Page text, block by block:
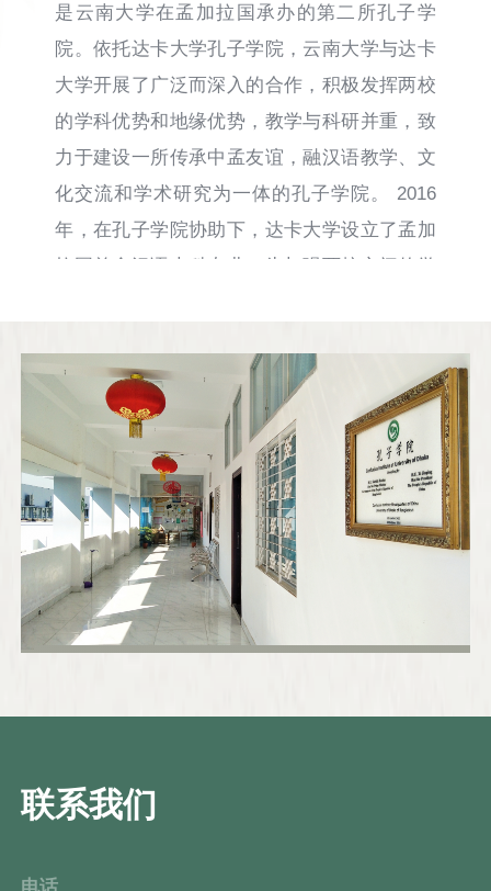
是云南大学在孟加拉国承办的第二所孔子学
院。依托达卡大学孔子学院，云南大学与达卡
大学开展了广泛而深入的合作，积极发挥两校
的学科优势和地缘优势，教学与科研并重，致
力于建设一所传承中孟友谊，融汉语教学、文
化交流和学术研究为一体的孔子学院。 2016
年，在孔子学院协助下，达卡大学设立了孟加
拉国首个汉语本科专业。为加强两校之间的学
了一系列中孟高端论坛、研讨会和中孟文化艺
术交流活动。孔子学院还创办了“中国文化月”
“孔子学院论坛”“中孟文化艺术交流节”“中孟语
言文化交流营”等项目。 达卡大学孔子学院致
力于推动国际中文教育在孟加拉国的发展，为
孟加拉国汉语学习者开设了不同层次和级别的
汉语课、HSK辅导及文化体验课，达卡大学中
文系教学点和商学院教学点均开设了本科学分
最大港口城市和人口第二大城市。2016年至
学习。 达卡大学孔子学院将继续致力于中孟语
联系我们
电话